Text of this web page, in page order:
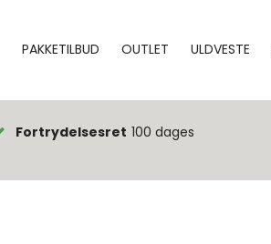
PAKKETILBUD OUTLET ULDVESTE
Fortrydelsesret 100 dages